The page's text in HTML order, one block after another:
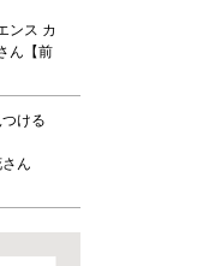
ンス カ
ん【前
ける
ん